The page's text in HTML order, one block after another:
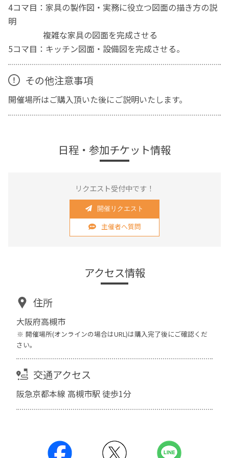
4コマ目：家具の製作図・実務に役立つ図面の描き方の説
明
複雑な家具の図面を完成させる
5コマ目：キッチン図面・設備図を完成させる。
その他注意事項
開催場所はご購入頂いた後にご説明いたします。
日程・参加チケット情報
リクエスト受付中です！
開催リクエスト
主催者へ質問
アクセス情報
住所
大阪府高槻市
開催場所(オンラインの場合はURL)は購入完了後にご確認くだ
さい。
交通アクセス
阪急京都本線 高槻市駅 徒歩1分